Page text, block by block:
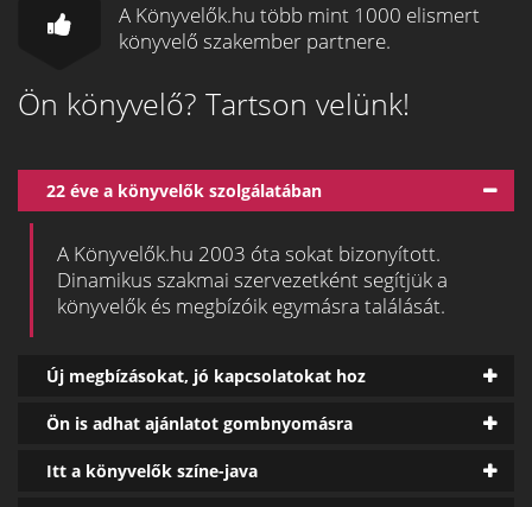
A Könyvelők.hu több mint 1000 elismert
könyvelő szakember partnere.
Ön könyvelő? Tartson velünk!
22 éve a könyvelők szolgálatában
A Könyvelők.hu 2003 óta sokat bizonyított.
Dinamikus szakmai szervezetként segítjük a
könyvelők és megbízóik egymásra találását.
Új megbízásokat, jó kapcsolatokat hoz
Ön is adhat ajánlatot gombnyomásra
Itt a könyvelők színe-java